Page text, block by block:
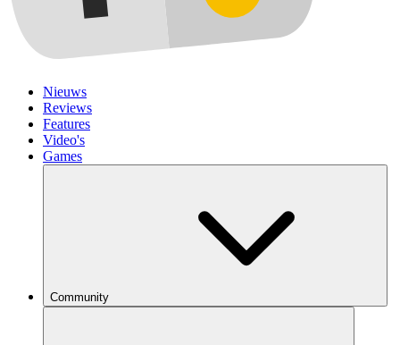
Nieuws
Reviews
Features
Video's
Games
Community